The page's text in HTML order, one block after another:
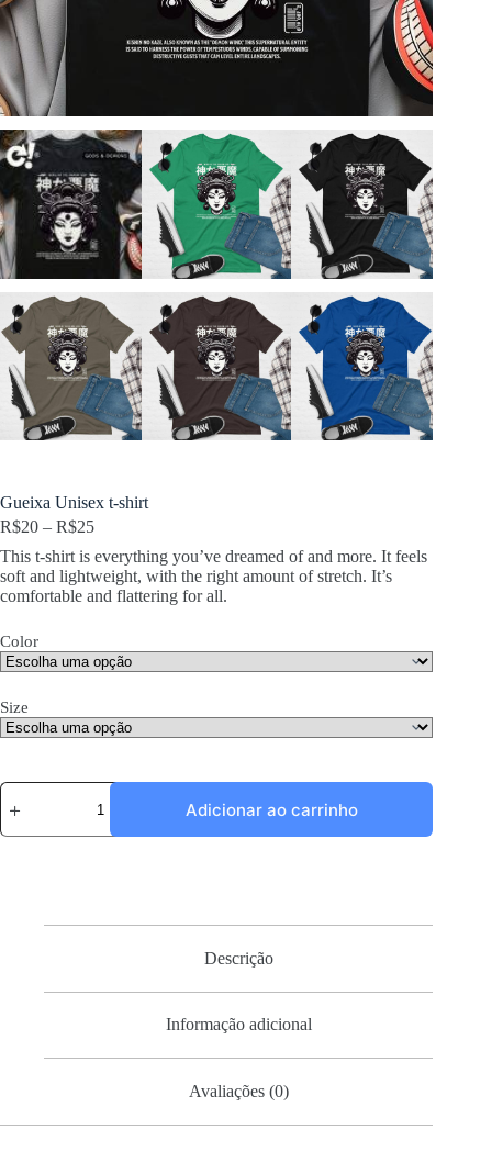
Gueixa Unisex t-shirt
R$20 – R$25
This t-shirt is everything you’ve dreamed of and more. It feels
soft and lightweight, with the right amount of stretch. It’s
comfortable and flattering for all.
Color
Size
Gueixa
Unisex
Adicionar ao carrinho
Descrição
Informação adicional
Avaliações (0)